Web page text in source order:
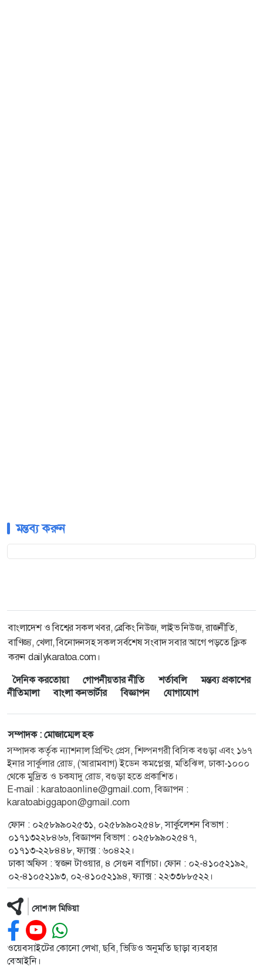
মন্তব্য করুন
বাংলাদেশ ও বিশ্বের সকল খবর, ব্রেকিং নিউজ, লাইভ নিউজ, রাজনীতি,
বাণিজ্য, খেলা, বিনোদনসহ সকল সর্বশেষ সংবাদ সবার আগে পড়তে ক্লিক
করুন dailykaratoa.com।
দৈনিক করতোয়া
গোপনীয়তার নীতি শর্তাবলি
মন্তব্য প্রকাশের
নীতিমালা
বাংলা কনভার্টার বিজ্ঞাপন যোগাযোগ
সম্পাদক : মোজাম্মেল হক
সম্পাদক কর্তৃক ন্যাশনাল প্রিন্টিং প্রেস, শিল্পনগরী বিসিক বগুড়া এবং ১৬৭
ইনার সার্কুলার রোড, (আরামবাগ) ইডেন কমপ্লেক্স, মতিঝিল, ঢাকা-১০০০
থেকে মুদ্রিত ও চকযাদু রোড, বগুড়া হতে প্রকাশিত।
E-mail : karatoaonline@gmail.com, বিজ্ঞাপন :
karatoabiggapon@gmail.com
ফোন : ০২৫৮৯৯০২৫৩১, ০২৫৮৯৯০২৫৪৮, সার্কুলেশন বিভাগ :
০১৭১৩২২৮৪৬৬, বিজ্ঞাপন বিভাগ : ০২৫৮৯৯০২৫৪৭,
০১৭১৩-২২৮৪৪৮, ফ্যাক্স : ৬০৪২২।
ঢাকা অফিস : স্বজন টাওয়ার, ৪ সেগুন বাগিচা। ফোন : ০২-৪১০৫২১৯২,
০২-৪১০৫২১৯৩, ০২-৪১০৫২১৯৪, ফ্যাক্স : ২২৩৩৮৮৫২২।
সোশ্যাল মিডিয়া
ওয়েবসাইটের কোনো লেখা, ছবি, ভিডিও অনুমতি ছাড়া ব্যবহার
বেআইনি।